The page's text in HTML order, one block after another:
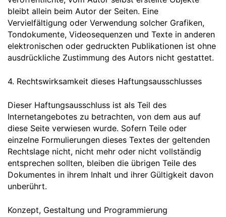
bleibt allein beim Autor der Seiten. Eine
Vervielfältigung oder Verwendung solcher Grafiken,
Tondokumente, Videosequenzen und Texte in anderen
elektronischen oder gedruckten Publikationen ist ohne
ausdrückliche Zustimmung des Autors nicht gestattet.
4. Rechtswirksamkeit dieses Haftungsausschlusses
Dieser Haftungsausschluss ist als Teil des
Internetangebotes zu betrachten, von dem aus auf
diese Seite verwiesen wurde. Sofern Teile oder
einzelne Formulierungen dieses Textes der geltenden
Rechtslage nicht, nicht mehr oder nicht vollständig
entsprechen sollten, bleiben die übrigen Teile des
Dokumentes in ihrem Inhalt und ihrer Gültigkeit davon
unberührt.
Konzept, Gestaltung und Programmierung